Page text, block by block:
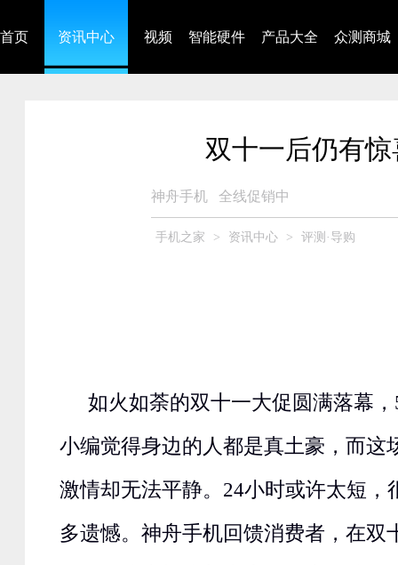
首页 资讯中心 视频 智能硬件 产品大全 众测商城
双十一后仍有
神舟手机 全线促销中
手机之家 > 资讯中心 > 评测·导购
如火如荼的双十一大促圆满落幕
小编觉得身边的人都是真土豪，而这
激情却无法平静。24小时或许太短，
多遗憾。神舟手机回馈消费者，在双